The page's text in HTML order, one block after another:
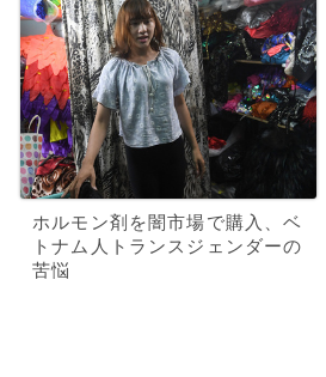
ホルモン剤を闇市場で購入、ベ
トナム人トランスジェンダーの
苦悩